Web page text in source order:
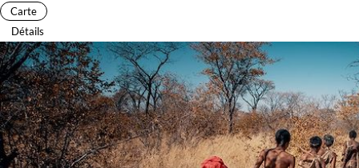
Carte
Détails